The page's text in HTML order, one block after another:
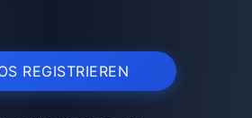
REGISTRIEREN